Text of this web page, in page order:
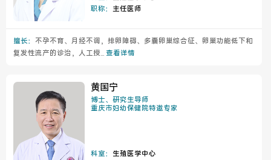
职称：主任医师
擅长： 不孕不育、月经不调，排卵障碍、多囊卵巢综合征、卵巢功能低下和
复发性流产的诊治，人工授... 查看详情
黄国宁
博士、研究生导师
重庆市妇幼保健院特邀专家
科室： 生殖医学中心